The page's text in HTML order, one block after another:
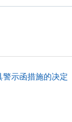
示函措施的决定